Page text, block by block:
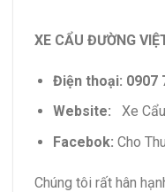
XE CẨU ĐƯỜNG
Điện thoại: 0907
Website:
Xe
Facebok: Cho
Chúng tôi rất hân